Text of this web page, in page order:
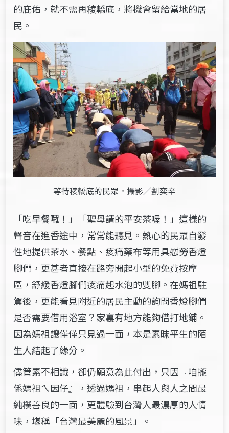
的庇佑，就不需再稜轎底，將機會留給當地的居
民。
等待稜轎底的民眾。攝影／劉奕辛
「吃早餐囉！」「聖母請的平安茶喔！」這樣的
聲音在進香途中，常常能聽見。熱心的民眾自發
性地提供茶水、餐點、痠痛藥布等用具慰勞香燈
腳們，更甚者直接在路旁開起小型的免費按摩
區，舒緩香燈腳們痠痛起水泡的雙腳。在媽祖駐
駕後，更能看見附近的居民主動的詢問香燈腳們
是否需要借用浴室？家裏有地方能夠借打地鋪。
因為媽祖讓僅僅只見過一面，本是素昧平生的陌
生人結起了緣分。
儘管素不相識，卻仍願意為此付出，只因『咱攏
係媽祖ㄟ因仔』，透過媽祖，串起人與人之間最
純樸善良的一面，更體驗到台灣人最濃厚的人情
味，堪稱「台灣最美麗的風景」。